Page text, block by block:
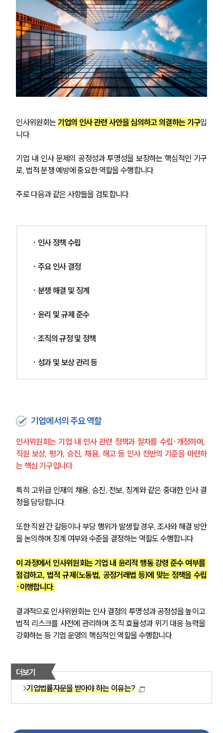
인사위원회는 기업의 인사 관련 사안을 심의하고 의결하는 기구입
니다.
기업 내 인사 문제의 공정성과 투명성을 보장하는 핵심적인 기구
로, 법적 분쟁 예방에 중요한 역할을 수행합니다.
주로 다음과 같은 사항들을 검토합니다.
· 인사 정책 수립
· 주요 인사 결정
· 분쟁 해결 및 징계
· 윤리 및 규제 준수
· 조직의 규정 및 정책
· 성과 및 보상 관리 등
기업에서의 주요 역할
인사위원회는 기업 내 인사 관련 정책과 절차를 수립·개정하며,
직원 보상, 평가, 승진, 채용, 해고 등 인사 전반의 기준을 마련하
는 핵심 기구입니다.
특히 고위급 인재의 채용, 승진, 전보, 징계와 같은 중대한 인사 결
정을 담당합니다.
또한 직원 간 갈등이나 부당 행위가 발생할 경우, 조사와 해결 방안
을 논의하며 징계 여부와 수준을 결정하는 역할도 수행합니다.
이 과정에서 인사위원회는 기업 내 윤리적 행동 강령 준수 여부를
점검하고, 법적 규제(노동법, 공정거래법 등)에 맞는 정책을 수립
·이행합니다.
결과적으로 인사위원회는 인사 결정의 투명성과 공정성을 높이고
법적 리스크를 사전에 관리하며 조직 효율성과 위기 대응 능력을
강화하는 등 기업 운영의 핵심적인 역할을 수행합니다.
더보기
기업법률자문을 받아야 하는 이유는?